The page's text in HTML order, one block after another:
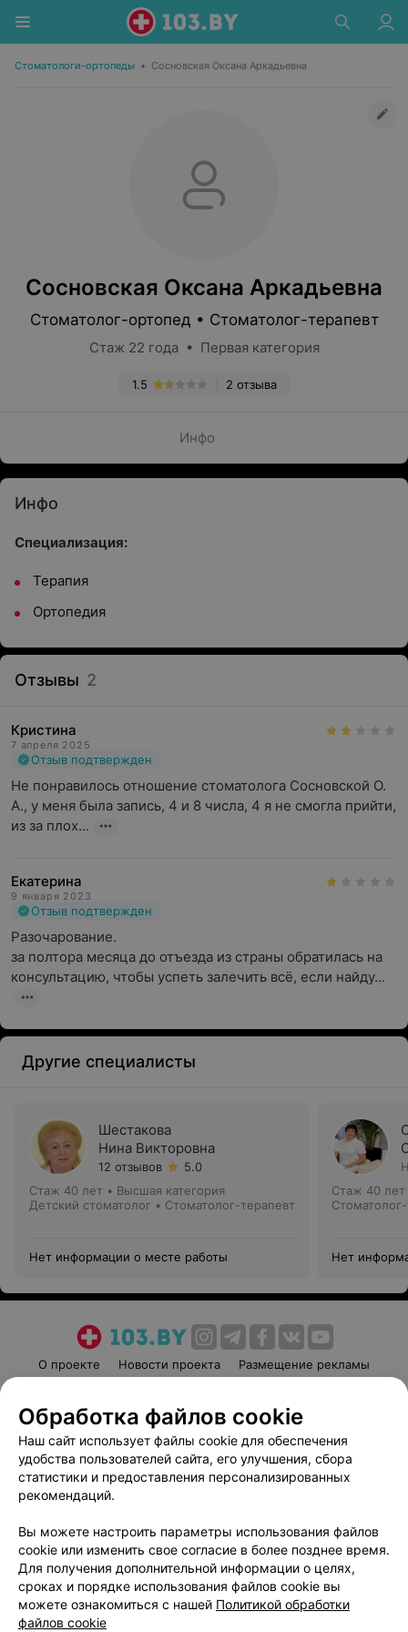
Стоматологи-ортопеды • Сосновская Оксана Аркадьевна
Сосновская Оксана Аркадьевна
Стоматолог-ортопед • Стоматолог-терапевт
Стаж 22 года • Первая категория
2 отзыва
1.5
Инфо
Инфо
Специализация:
Терапия
Ортопедия
Отзывы 2
Кристина
7 апреля 2025
Отзыв подтвержден
Не понравилось отношение стоматолога Сосновской О.
А., у меня была запись, 4 и 8 числа, 4 я не смогла прийти,
из за плох...
Екатерина
9 января 2023
Отзыв подтвержден
Разочарование.
за полтора месяца до отъезда из страны обратилась на
консультацию, чтобы успеть залечить всё, если найду...
Другие специалисты
Шестакова
Нина Викторовна
12 отзывов
5.0
Стаж 40 лет • Высшая категория
Детский стоматолог • Стоматолог-терапевт
Нет информации о месте работы
Стаж 40 лет
Нет
О проекте Новости проекта
Размещение рекламы
Пользовательское соглашение
Способы оплаты
Вакансии
Партнеры
Написать руководителю 103.by
Обработка персональных данных
Обработка файлов cookie
Наш сайт использует файлы cookie для обеспечения
удобства пользователей сайта, его улучшения, сбора
статистики и предоставления персонализированных
рекомендаций.
Вы можете настроить параметры использования файлов
cookie или изменить свое согласие в более позднее время.
Для получения дополнительной информации о целях,
сроках и порядке использования файлов cookie вы
можете ознакомиться с нашей Политикой обработки
файлов cookie